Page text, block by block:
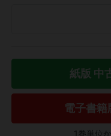
紙版 中
電子書籍
1巻単位